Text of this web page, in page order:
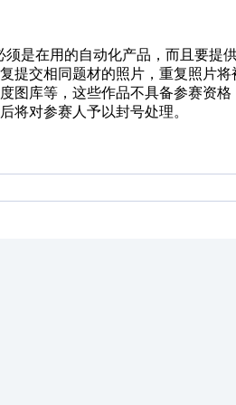
是在用的自动化产品，而且要提
交相同题材的照片，重复照片将
库等，这些作品不具备参赛资格
将对参赛人予以封号处理。